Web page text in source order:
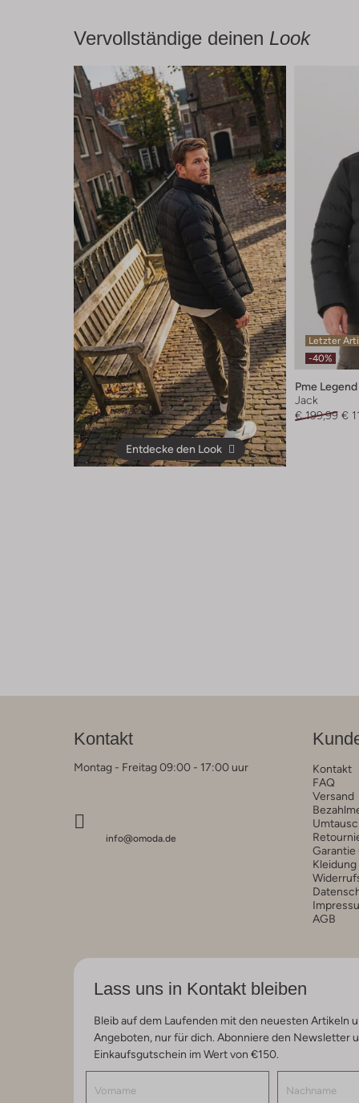
Vervollständige deinen Look
Entdecke den Look
Letzter
-40%
Pme Legend
Jack
€ 199,99 €
Kontakt
Montag - Freitag 09:00 - 17:00 uur
info@omoda.de
Kontakt
FAQ
Versand
Garantie
AGB
Lass uns in Kontakt bleiben
Bleib auf dem Laufenden mit den neuesten Artikeln
Angeboten, nur für dich. Abonniere den Newsletter
Einkaufsgutschein im Wert von €150.